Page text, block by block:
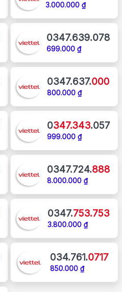
3.000.000 ₫
0347.639.078
699.000 ₫
0347.637.000
800.000 ₫
0347.343.057
999.000 ₫
0347.724.888
8.000.000 ₫
0347.753.753
3.800.000 ₫
034.761.0717
850.000 ₫